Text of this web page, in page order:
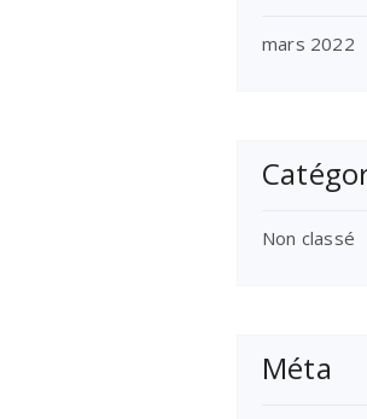
mars 2022
Non classé
Méta